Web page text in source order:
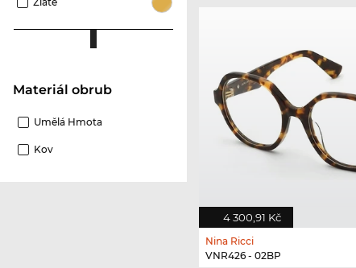
Materiál obrub
Umělá Hmota
Kov
4 300,91 Kč
Nina Ricci
VNR426 - 02BP